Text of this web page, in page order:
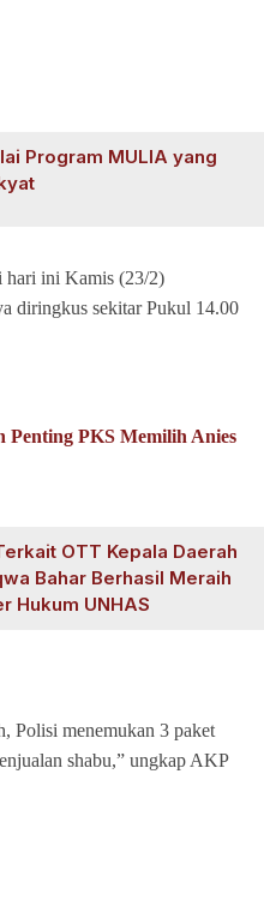
Program MULIA yang
hari ini Kamis (23/2)
diringkus sekitar Pukul 14.00
Penting PKS Memilih Anies
OTT Kepala Daerah
Bahar Berhasil Meraih
Hukum UNHAS
Polisi menemukan 3 paket
shabu,” ungkap AKP